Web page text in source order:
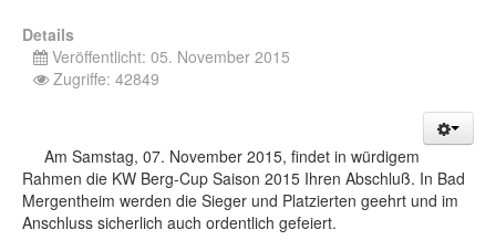
Details
Veröffentlicht: 05. November 2015
Zugriffe: 42849
Am Samstag, 07. November 2015, findet in würdigem
Rahmen die KW Berg-Cup Saison 2015 Ihren Abschluß. In Bad
Mergentheim werden die Sieger und Platzierten geehrt und im
Anschluss sicherlich auch ordentlich gefeiert.